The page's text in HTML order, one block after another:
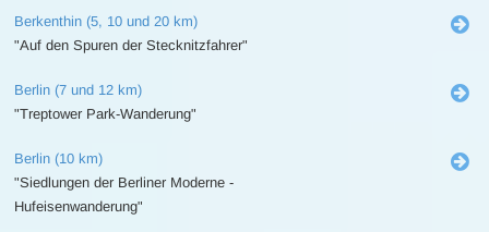
Berkenthin (5, 10 und 20 km)
"Auf den Spuren der Stecknitzfahrer"
Berlin (7 und 12 km)
"Treptower Park-Wanderung"
Berlin (10 km)
"Siedlungen der Berliner Moderne -
Hufeisenwanderung"